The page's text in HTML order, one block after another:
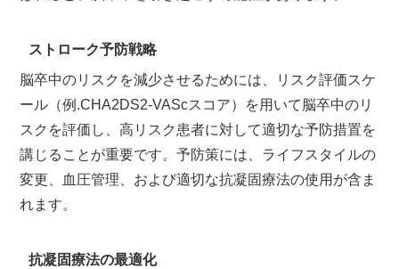
ストローク予防戦略
脳卒中のリスクを減少させるためには、リスク評価スケ
ール（例.CHA2DS2-VAScスコア）を用いて脳卒中のリ
スクを評価し、高リスク患者に対して適切な予防措置を
講じることが重要です。予防策には、ライフスタイルの
変更、血圧管理、および適切な抗凝固療法の使用が含ま
れます。
抗凝固療法の最適化